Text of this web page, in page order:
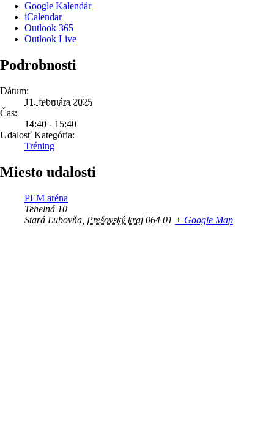
Google Kalendár
iCalendar
Outlook 365
Outlook Live
Podrobnosti
Dátum:
11. februára 2025
Čas:
14:40 - 15:40
Udalosť Kategória:
Tréning
Miesto udalosti
PEM aréna
Tehelná 10
Stará Ľubovňa Prešovský kraj 064 01 + Google Map